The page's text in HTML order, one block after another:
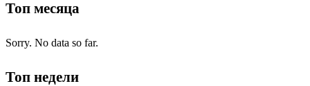
Топ месяца
Sorry. No data so far.
Топ недели